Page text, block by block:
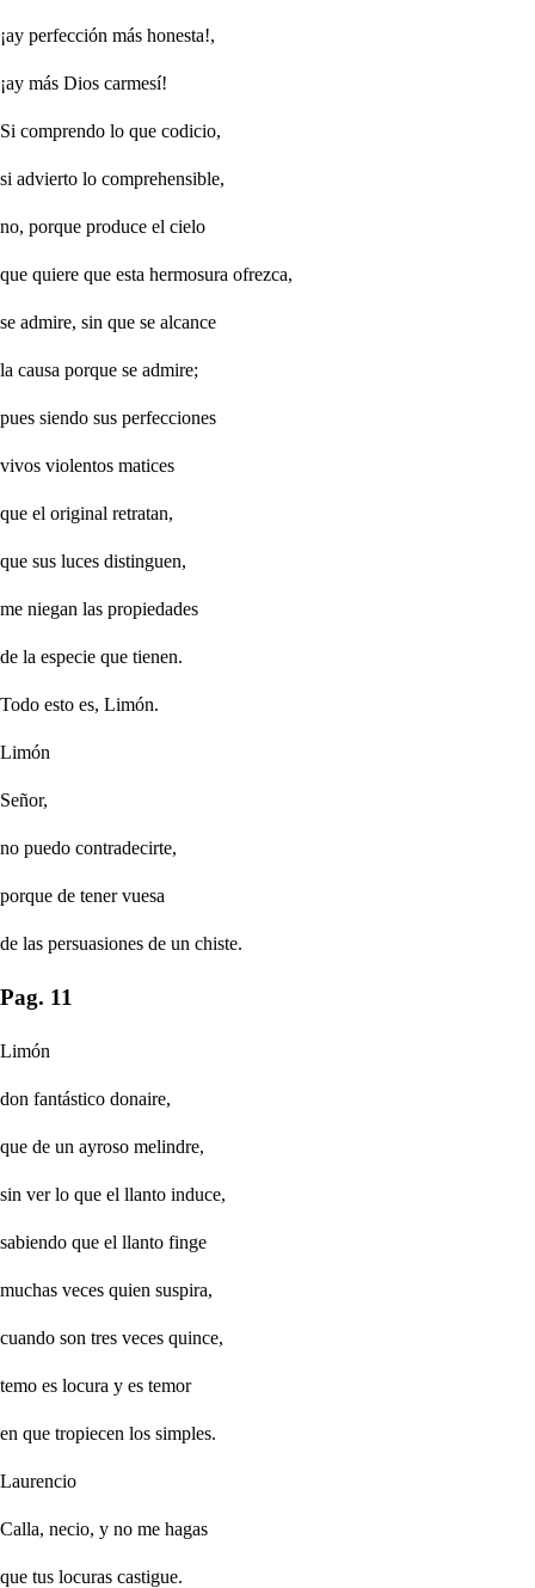
¡ay perfección más honesta!,
¡ay más Dios carmesí!
Si comprendo lo que codicio,
si advierto lo comprehensible,
no, porque produce el cielo
que quiere que esta hermosura ofrezca,
se admire, sin que se alcance
la causa porque se admire;
pues siendo sus perfecciones
vivos violentos matices
que el original retratan,
que sus luces distinguen,
me niegan las propiedades
de la especie que tienen.
Todo esto es, Limón.
Limón
Señor,
no puedo contradecirte,
porque de tener vuesa
de las persuasiones de un chiste.
Pag. 11
Limón
don fantástico donaire,
que de un ayroso melindre,
sin ver lo que el llanto induce,
sabiendo que el llanto finge
muchas veces quien suspira,
cuando son tres veces quince,
temo es locura y es temor
en que tropiecen los simples.
Laurencio
Calla, necio, y no me hagas
que tus locuras castigue.